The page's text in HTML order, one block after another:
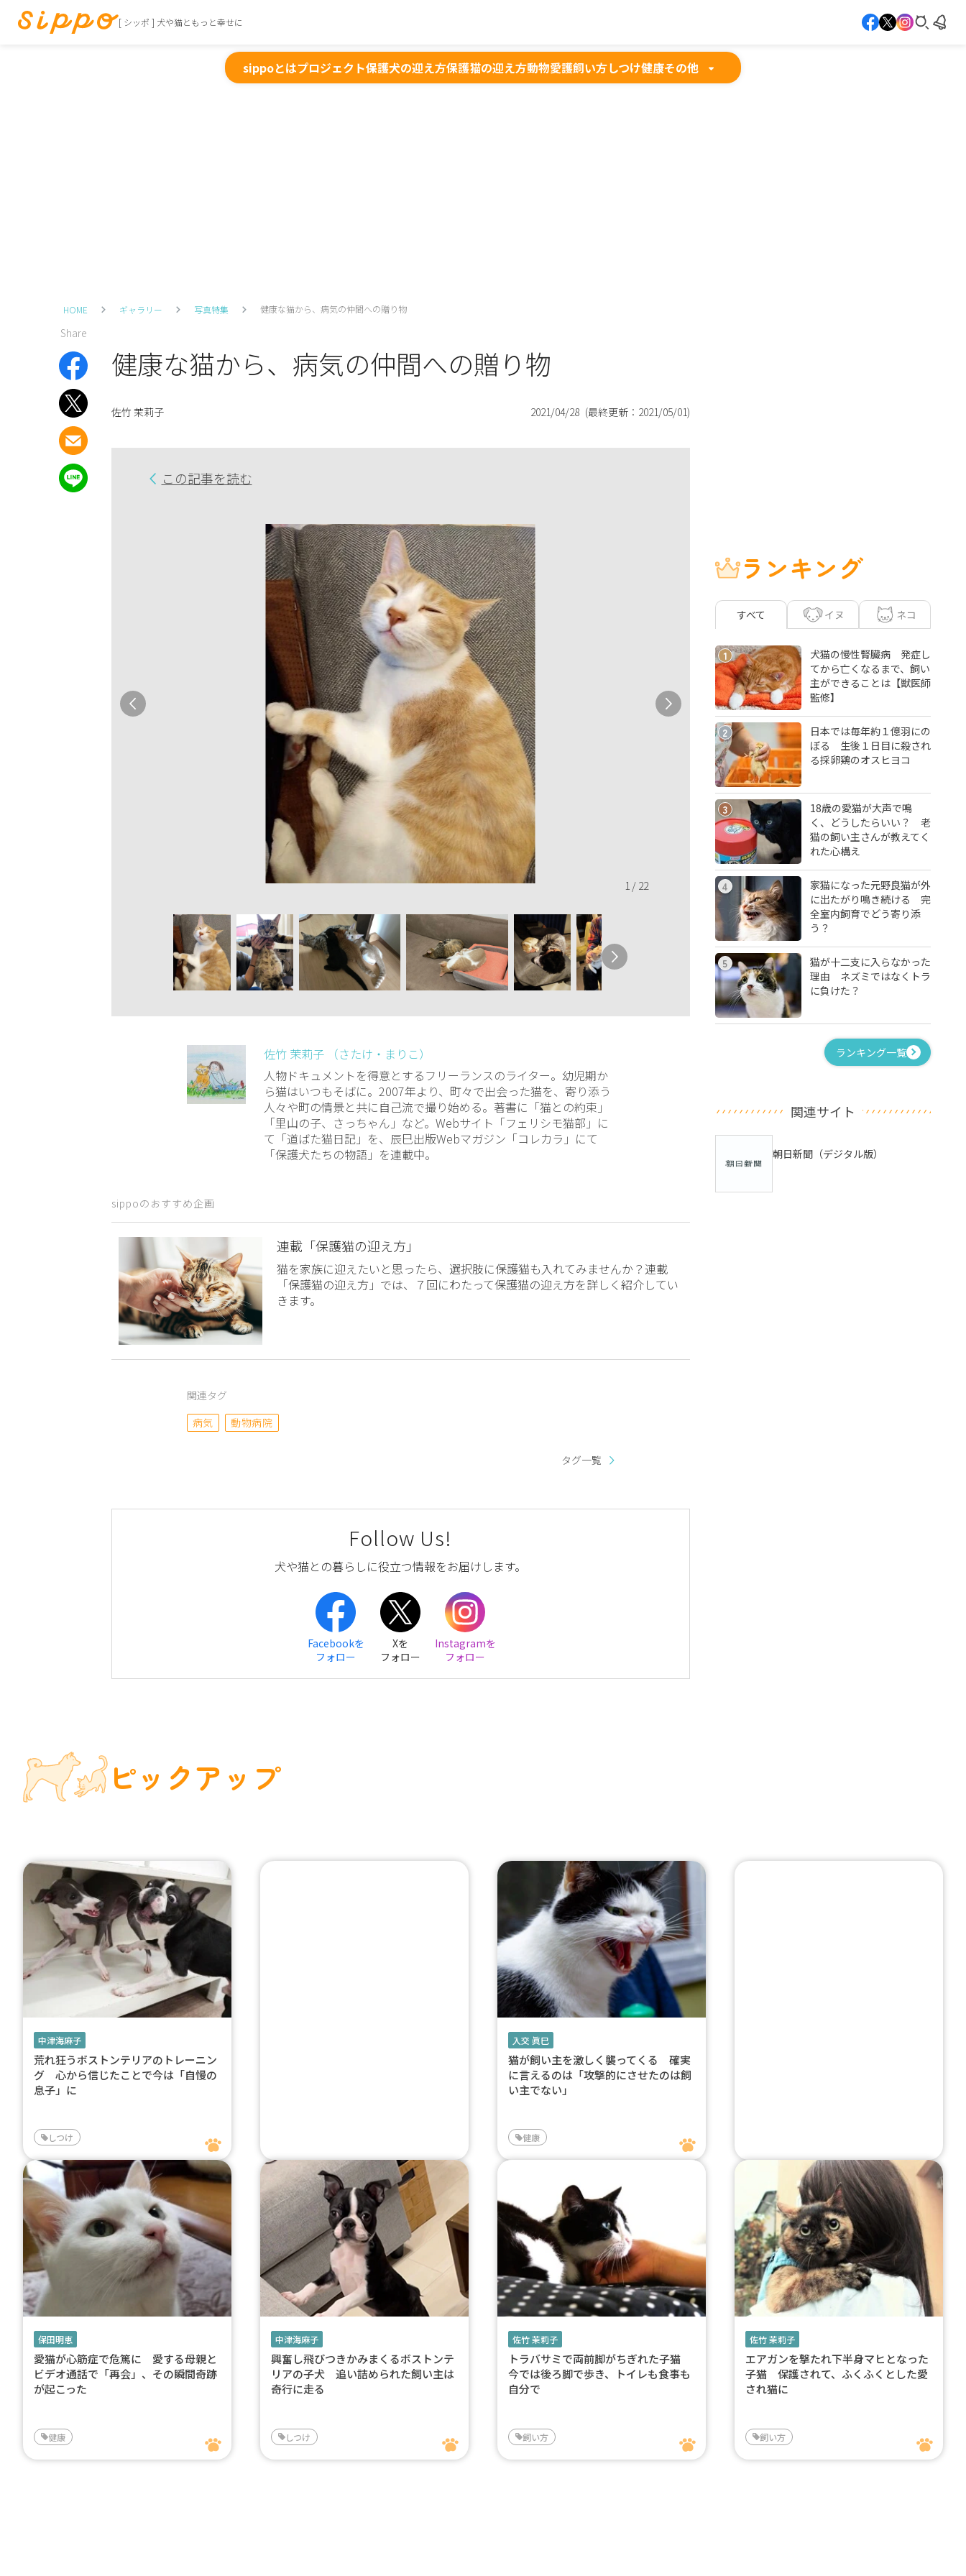
[ シッポ ] 犬や猫ともっと幸せに
sippoとはプロジェクト保護犬の迎え方保護猫の迎え方動物愛護飼い方しつけ健康その他
HOME ギャラリー 写真特集 健康な猫から、病気の仲間への贈り物
Share
健康な猫から、病気の仲間への贈り物
佐竹 茉莉子 2021/04/28 (最終更新： 2021/05/01)
この記事を読む
1 / 22
佐竹 茉莉子 （さたけ・まりこ）
人物ドキュメントを得意とするフリーランスのライター。幼児期か
ら猫はいつもそばに。2007年より、町々で出会った猫を、寄り添う
人々や町の情景と共に自己流で撮り始める。著書に「猫との約束」
「里山の子、さっちゃん」など。Webサイト「フェリシモ猫部」に
て「道ばた猫日記」を、辰巳出版Webマガジン「コレカラ」にて
「保護犬たちの物語」を連載中。
sippoのおすすめ企画
連載「保護猫の迎え方」
猫を家族に迎えたいと思ったら、選択肢に保護猫も入れてみませんか？連載
「保護猫の迎え方」では、７回にわたって保護猫の迎え方を詳しく紹介してい
きます。
関連タグ
病気
動物病院
タグ一覧
Follow Us!
犬や猫との暮らしに役立つ情報をお届けします。
Facebookを
フォロー
Xを
フォロー
Instagramを
フォロー
ランキング
すべて イヌ ネコ
1
犬猫の慢性腎臓病 発症し
てから亡くなるまで、飼い
主ができることは【獣医師
監修】
2
日本では毎年約１億羽にの
ぼる 生後１日目に殺され
る採卵鶏のオスヒヨコ
3
18歳の愛猫が大声で鳴
く、どうしたらいい？ 老
猫の飼い主さんが教えてく
れた心構え
4
家猫になった元野良猫が外
に出たがり鳴き続ける 完
全室内飼育でどう寄り添
う？
5
猫が十二支に入らなかった
理由 ネズミではなくトラ
に負けた？
ランキング一覧
関連サイト
朝日新聞（デジタル版）
ピックアップ
中津海麻子
荒れ狂うボストンテリアのトレーニン
グ 心から信じたことで今は「自慢の
息子」に
しつけ
入交 眞巳
猫が飼い主を激しく襲ってくる 確実
に言えるのは「攻撃的にさせたのは飼
い主でない」
健康
保田明恵
愛猫が心筋症で危篤に 愛する母親と
ビデオ通話で「再会」、その瞬間奇跡
が起こった
健康
中津海麻子
興奮し飛びつきかみまくるボストンテ
リアの子犬 追い詰められた飼い主は
奇行に走る
しつけ
佐竹 茉莉子
トラバサミで両前脚がちぎれた子猫
今では後ろ脚で歩き、トイレも食事も
自分で
飼い方
佐竹 茉莉子
エアガンを撃たれ下半身マヒとなった
子猫 保護されて、ふくふくとした愛
され猫に
飼い方